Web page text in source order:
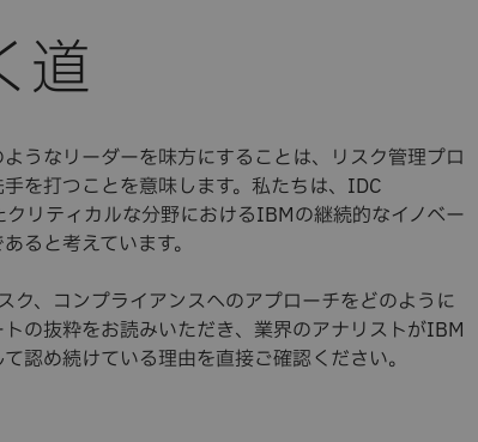
道
うなリーダーを味方にすることは、リスク管理プロ
を打つことを意味します。私たちは、IDC
リティカルな分野におけるIBMの継続的なイノベー
ると考えています。
、コンプライアンスへのアプローチをどのように
の抜粋をお読みいただき、業界のアナリストがIBM
認め続けている理由を直接ご確認ください。